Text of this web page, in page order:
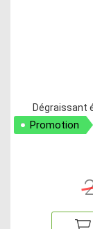
Dégraissant
Promotion